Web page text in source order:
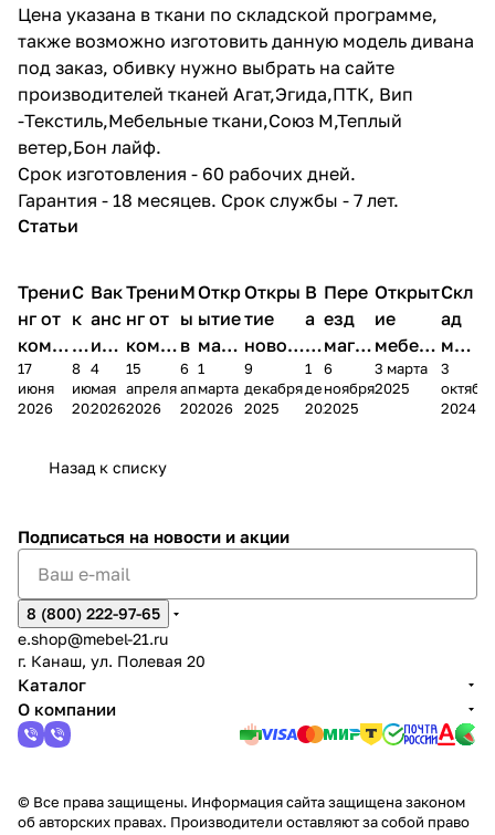
Цена указана в ткани по складской программе,
также возможно изготовить данную модель дивана
под заказ, обивку нужно выбрать на сайте
производителей тканей Агат,Эгида,ПТК, Вип
-Текстиль,Мебельные ткани,Союз М,Теплый
ветер,Бон лайф.
Срок изготовления - 60 рабочих дней.
Гарантия - 18 месяцев. Срок службы - 7 лет.
Статьи
Трени
нг от
комп
ании
Мело
17
июня
2026
С
к
и
д
к
2
8
июня
2026
Вак
анс
ия в
Чеб
окс
4
мая
2026
Трени
нг от
комп
ании
Мело
15
апреля
2026
М
ы
в
М
А
6
апреля
2026
Откр
ытие
мага
зина
в
1
марта
2026
Откры
тие
новог
о
магаз
9
декабря
2025
В
а
к
а
н
1
декабря
2025
Пере
езд
магаз
ина в
г.
6
ноября
2025
Открыт
ие
мебель
ного
салона
3 марта
2025
Скл
ад
меб
ели
пер
3
2024
Назад к списку
Подписаться на новости и акции
8 (800) 222-97-65
e.shop@mebel-21.ru
г. Канаш, ул. Полевая 20
Каталог
О компании
© Все права защищены. Информация сайта защищена законом
об авторских правах. Производители оставляют за собой право